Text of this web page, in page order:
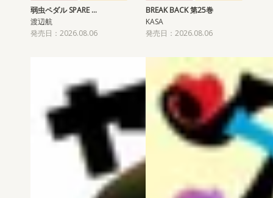
弱虫ペダル SPARE …
渡辺航
発売日：2026.08.06
BREAK BACK 第25巻
KASA
発売日：2026.08.06